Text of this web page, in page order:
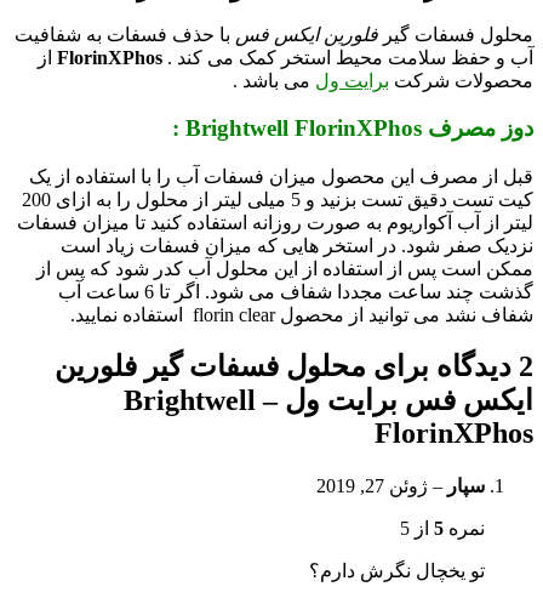
محلول فسفات گیر فلورین ایکس فس با حذف فسفات به شفافیت
آب و حفظ سلامت محیط استخر کمک می کند . FlorinXPhos از
محصولات شرکت برایت ول می باشد .
دوز مصرف Brightwell FlorinXPhos :
قبل از مصرف این محصول میزان فسفات آب را با استفاده از یک
کیت تست دقیق تست بزنید و 5 میلی لیتر از محلول را به ازای 200
لیتر از آب آکواریوم به صورت روزانه استفاده کنید تا میزان فسفات
نزدیک صفر شود. در استخر هایی که میزان فسفات زیاد است
ممکن است پس از استفاده از این محلول آب کدر شود که پس از
گذشت چند ساعت مجددا شفاف می شود. اگر تا 6 ساعت آب
شفاف نشد می توانید از محصول florin clear استفاده نمایید.
2 دیدگاه برای
محلول فسفات گیر فلورین
ایکس فس برایت ول – Brightwell
FlorinXPhos
سپار – ژوئن 27, 2019
نمره 5 از 5
تو یخچال نگرش دارم؟